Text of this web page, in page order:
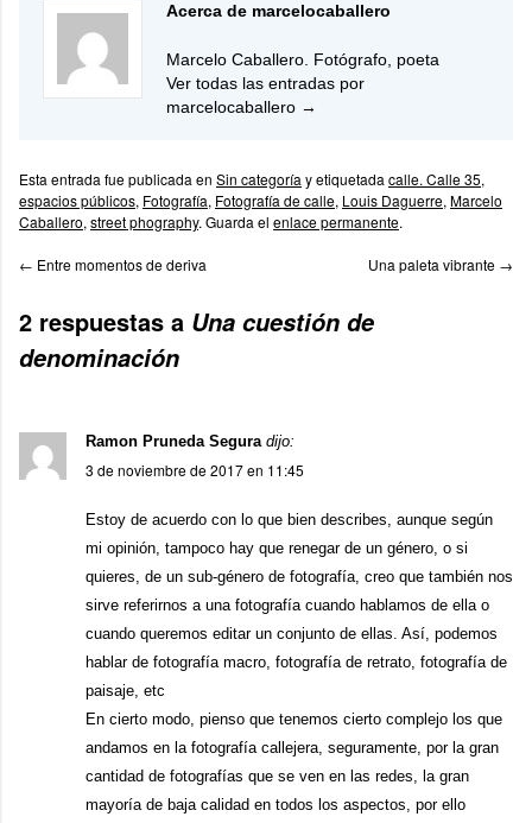
Acerca de marcelocaballero
Marcelo Caballero. Fotógrafo, poeta
Ver todas las entradas por
marcelocaballero →
Esta entrada fue publicada en Sin categoría y etiquetada calle. Calle 35,
espacios públicos, Fotografía, Fotografía de calle, Louis Daguerre, Marcelo
Caballero, street phography. Guarda el enlace permanente.
← Entre momentos de deriva Una paleta vibrante →
2 respuestas a Una cuestión de
denominación
Ramon Pruneda Segura dijo:
3 de noviembre de 2017 en 11:45
Estoy de acuerdo con lo que bien describes, aunque según
mi opinión, tampoco hay que renegar de un género, o si
quieres, de un sub-género de fotografía, creo que también nos
sirve referirnos a una fotografía cuando hablamos de ella o
cuando queremos editar un conjunto de ellas. Así, podemos
hablar de fotografía macro, fotografía de retrato, fotografía de
paisaje, etc
En cierto modo, pienso que tenemos cierto complejo los que
andamos en la fotografía callejera, seguramente, por la gran
cantidad de fotografías que se ven en las redes, la gran
mayoría de baja calidad en todos los aspectos, por ello